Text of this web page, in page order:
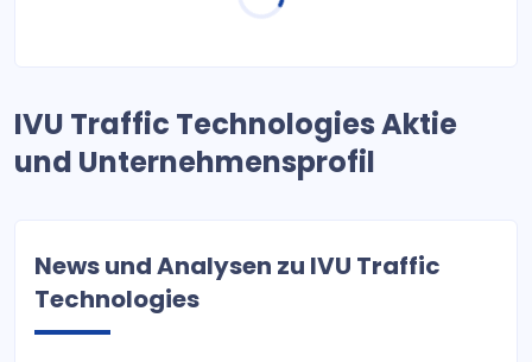
IVU Traffic Technologies Aktie
und Unternehmensprofil
News und Analysen zu IVU Traffic
Technologies